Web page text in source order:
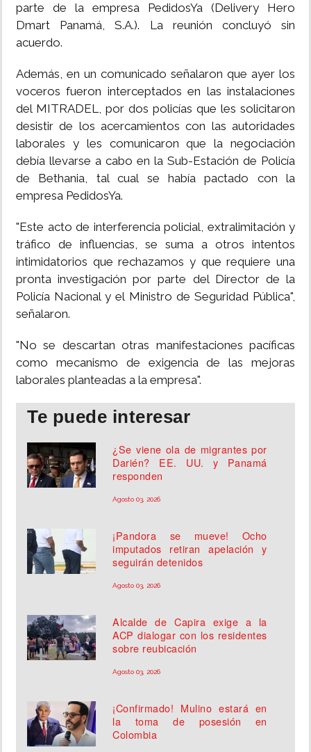
parte de la empresa PedidosYa (Delivery Hero
Dmart Panamá, S.A.). La reunión concluyó sin
acuerdo.
Además, en un comunicado señalaron que ayer los
voceros fueron interceptados en las instalaciones
del MITRADEL, por dos policías que les solicitaron
desistir de los acercamientos con las autoridades
laborales y les comunicaron que la negociación
debía llevarse a cabo en la Sub-Estación de Policía
de Bethania, tal cual se había pactado con la
empresa PedidosYa.
"Este acto de interferencia policial, extralimitación y
tráfico de influencias, se suma a otros intentos
intimidatorios que rechazamos y que requiere una
pronta investigación por parte del Director de la
Policía Nacional y el Ministro de Seguridad Pública",
señalaron.
"No se descartan otras manifestaciones pacíficas
como mecanismo de exigencia de las mejoras
laborales planteadas a la empresa".
Te puede interesar
¿Se viene ola de migrantes por
Darién? EE. UU. y Panamá
responden
Agosto 03, 2026
¡Pandora se mueve! Ocho
imputados retiran apelación y
seguirán detenidos
Agosto 03, 2026
Alcalde de Capira exige a la
ACP dialogar con los residentes
sobre reubicación
Agosto 03, 2026
¡Confirmado! Mulino estará en
la toma de posesión en
Colombia